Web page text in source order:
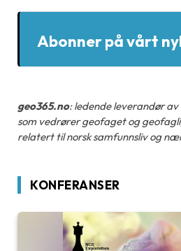
Abonner på vårt
geo365.no: ledende leverandør
som vedrører geofaget og
relatert til norsk samfunnsliv og
KONFERANSER